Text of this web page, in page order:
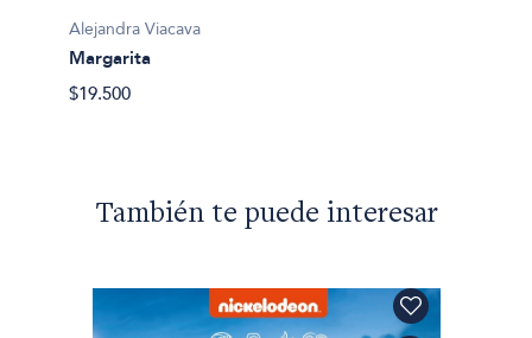
Alejandra Viacava
Margarita
$19.500
También te puede interesar